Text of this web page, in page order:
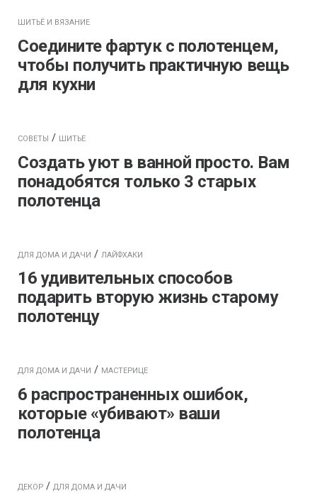
ШИТЬЁ И ВЯЗАНИЕ
Соедините фартук с полотенцем,
чтобы получить практичную вещь
для кухни
СОВЕТЫ / ШИТЬЕ
Создать уют в ванной просто. Вам
понадобятся только 3 старых
полотенца
ДЛЯ ДОМА И ДАЧИ / ЛАЙФХАКИ
16 удивительных способов
подарить вторую жизнь старому
полотенцу
ДЛЯ ДОМА И ДАЧИ / МАСТЕРИЦЕ
6 распространенных ошибок,
которые «убивают» ваши
полотенца
ДЕКОР / ДЛЯ ДОМА И ДАЧИ